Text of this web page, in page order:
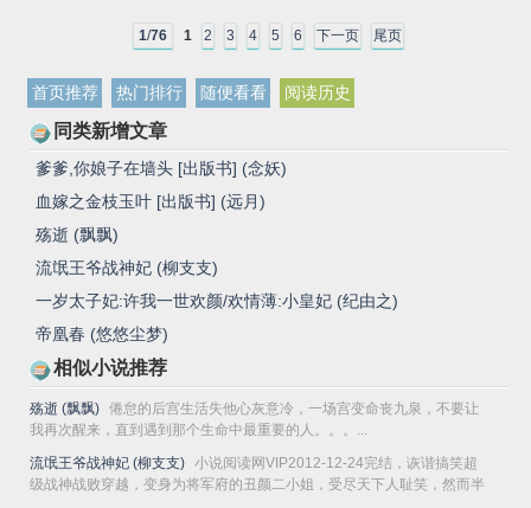
1/76 1 2 3 4 5 6 下一页 尾页
首页推荐 热门排行 随便看看 阅读历史
同类新增文章
爹爹,你娘子在墙头 [出版书] (念妖)
血嫁之金枝玉叶 [出版书] (远月)
殇逝 (飘飘)
流氓王爷战神妃 (柳支支)
一岁太子妃:许我一世欢颜/欢情薄:小皇妃 (纪由之)
帝凰春 (悠悠尘梦)
相似小说推荐
殇逝 (飘飘) 倦怠的后宫生活失他心灰意冷，一场宫变命丧九泉，不要让
我再次醒来，直到遇到那个生命中最重要的人。。。...
流氓王爷战神妃 (柳支支) 小说阅读网VIP2012-12-24完结，诙谐搞笑超
级战神战败穿越，变身为将军府的丑颜二小姐，受尽天下人耻笑，然而半